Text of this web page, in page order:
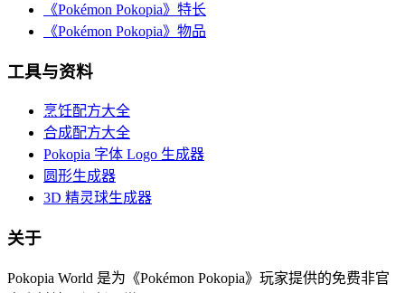
《Pokémon Pokopia》特长
《Pokémon Pokopia》物品
工具与资料
烹饪配方大全
合成配方大全
Pokopia 字体 Logo 生成器
圆形生成器
3D 精灵球生成器
关于
Pokopia World 是为《Pokémon Pokopia》玩家提供的免费非官